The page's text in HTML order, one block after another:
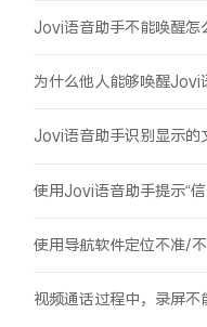
Jovi语音助手不能唤醒怎
为什么他人能够唤醒Jovi
Jovi语音助手识别显示的
使用导航软件定位不准/不
视频通话过程中，录屏不